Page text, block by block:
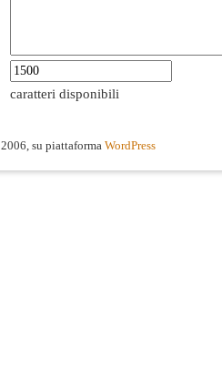
caratteri disponibili
2006, su piattaforma WordPress